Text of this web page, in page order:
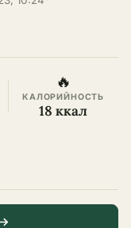
🔥
КАЛОРИЙНОСТЬ
18 ккал